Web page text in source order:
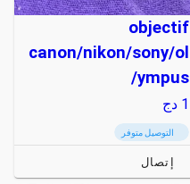
objectif
canon/nikon/sony/ol
ympus/
1 دج
التوصيل متوفر
إتصال